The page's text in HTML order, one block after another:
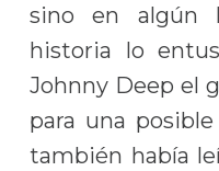
sino en algún
historia lo
Johnny Deep el
para una
también había